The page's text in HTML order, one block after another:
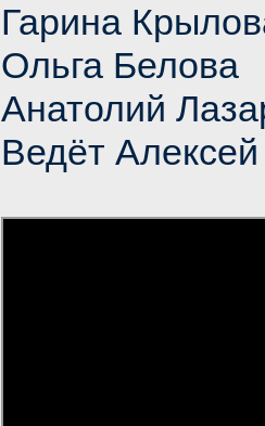
Гарина
Ольга Белова
Анатолий
Ведёт